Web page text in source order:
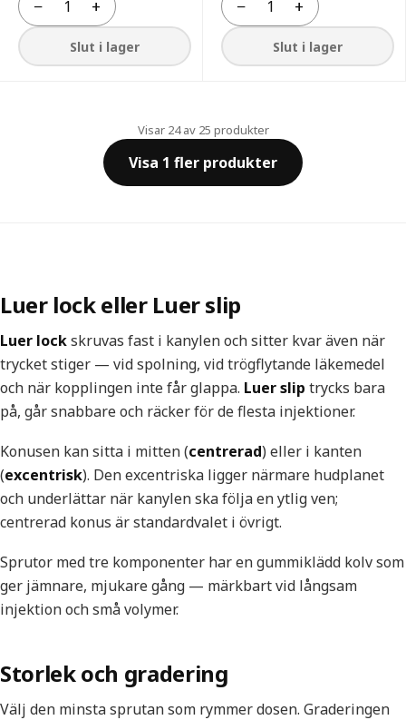
−
Antal +
Slut i lager
−
Antal +
Slut i lager
Visar 24 av 25 produkter
Visa 1 fler produkter
Luer lock eller Luer slip
Luer lockskruvas fast i kanylen och sitter kvar även när
trycket stiger — vid spolning, vid trögflytande läkemedel
och när kopplingen inte får glappa. Luer slip trycks bara
på, går snabbare och räcker för de flesta injektioner.
Konusen kan sitta i mitten (centrerad) eller i kanten
(excentrisk). Den excentriska ligger närmare hudplanet
och underlättar när kanylen ska följa en ytlig ven;
centrerad konus är standardvalet i övrigt.
Sprutor med tre komponenter har en gummiklädd kolv som
ger jämnare, mjukare gång — märkbart vid långsam
injektion och små volymer.
Storlek och gradering
Välj den minsta sprutan som rymmer dosen. Graderingen